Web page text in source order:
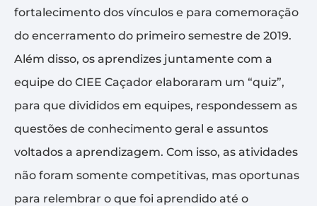
fortalecimento dos vínculos e para comemoração
do encerramento do primeiro semestre de 2019.
Além disso, os aprendizes juntamente com a
equipe do CIEE Caçador elaboraram um “quiz”,
para que divididos em equipes, respondessem as
questões de conhecimento geral e assuntos
voltados a aprendizagem. Com isso, as atividades
não foram somente competitivas, mas oportunas
para relembrar o que foi aprendido até o